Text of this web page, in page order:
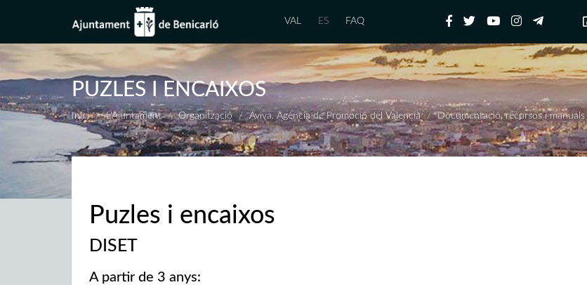
VAL ES FAQ
PUZLES I ENCAIXOS
Inici L'Ajuntament Organització Aviva. Agència de Promoció del Valencià Documentació, recursos i manuals
Puzles i encaixos
DISET
A partir de 3 anys: